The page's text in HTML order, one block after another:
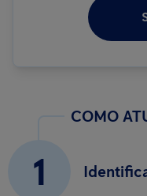
COMO
1